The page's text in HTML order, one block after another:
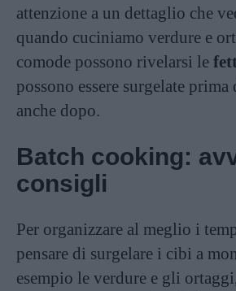
attenzione a un dettaglio che
quando cuciniamo verdure e
comode possono rivelarsi le
possono essere surgelate
anche dopo.
Batch cooking:
consigli
Per organizzare al meglio i
pensare di surgelare i cibi a
esempio le verdure e gli